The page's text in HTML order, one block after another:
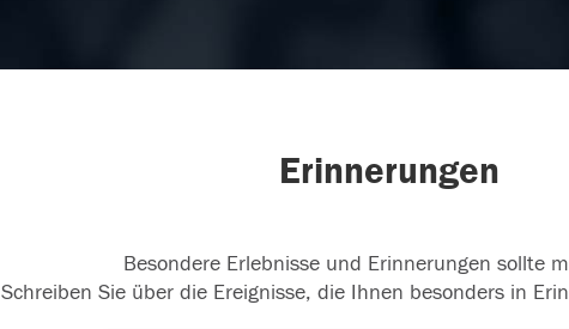
Erinnerungen
Besondere Erlebnisse und Erinnerungen sollte
Schreiben Sie über die Ereignisse, die Ihnen besonders in